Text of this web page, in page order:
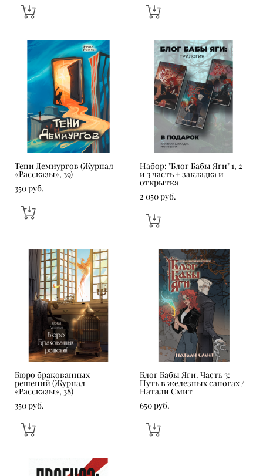
Тени Демиургов (Журнал
«Рассказы», 39)
350 pуб.
Набор: "Блог Бабы Яги" 1, 2
и 3 часть + закладка и
открытка
2 050 pуб.
Бюро бракованных
решений (Журнал
«Рассказы», 38)
350 pуб.
Блог Бабы Яги. Часть 3:
Путь в железных сапогах /
Натали Смит
650 pуб.